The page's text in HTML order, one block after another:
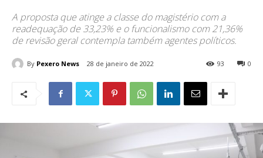
A proposta que atinge a classe do magistério com a
readequação de 33,23% e o funcionalismo com 21,36%
de revisão geral contempla também agentes políticos.
By Pexero News 28 de janeiro de 2022 0
93